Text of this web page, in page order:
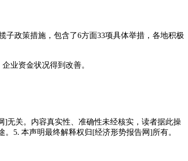
子政策措施，包含了6方面33项具体举措，各地积极
业资金状况得到改善。
]无关。内容真实性、准确性未经核实，读者据此操
5. 本声明最终解释权归[经济形势报告网]所有。